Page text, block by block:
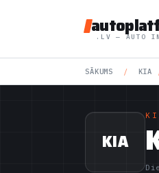
.LV — AUTO
SĀKUMS / KIA
KIA